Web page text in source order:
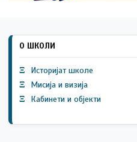
О ШКОЛИ
Ξ
Историјат школе
Ξ
Мисија и визија
Ξ
Кабинети и објекти